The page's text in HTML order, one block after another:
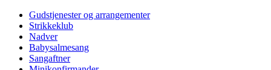
Gudstjenester og arrangementer
Strikkeklub
Nadver
Babysalmesang
Sangaftner